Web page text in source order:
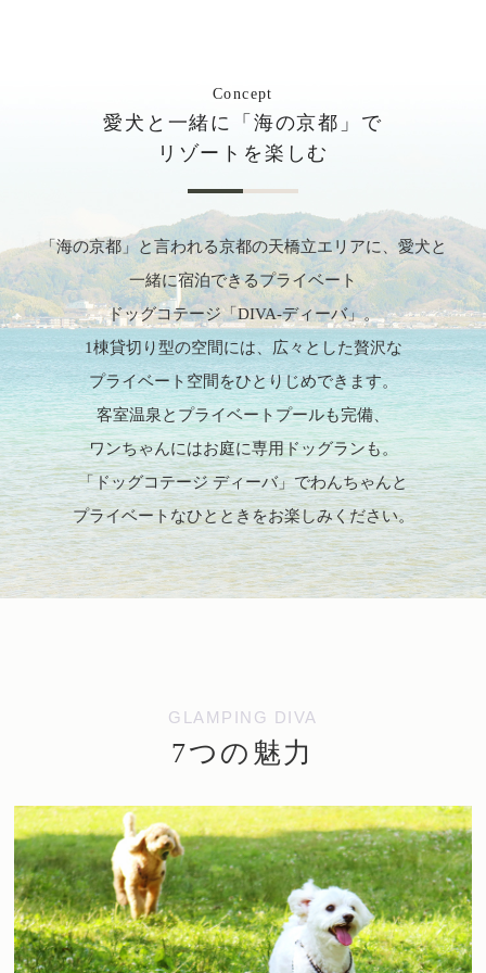
Concept
愛犬と一緒に「海の京都」で
リゾートを楽しむ
「海の京都」と言われる京都の天橋立エリアに、愛犬と
一緒に宿泊できるプライベート
ドッグコテージ「DIVA-ディーバ」。
1棟貸切り型の空間には、広々とした贅沢な
プライベート空間をひとりじめできます。
客室温泉とプライベートプールも完備、
ワンちゃんにはお庭に専用ドッグランも。
「ドッグコテージ ディーバ」でわんちゃんと
プライベートなひとときをお楽しみください。
GLAMPING DIVA
7つの魅力